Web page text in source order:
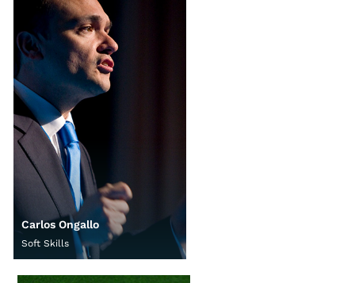
Carlos Ongallo
Soft Skills